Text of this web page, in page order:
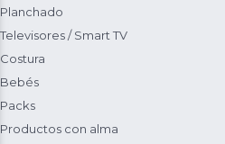
Planchado
Televisores / Smart TV
Costura
Bebés
Packs
Productos con alma